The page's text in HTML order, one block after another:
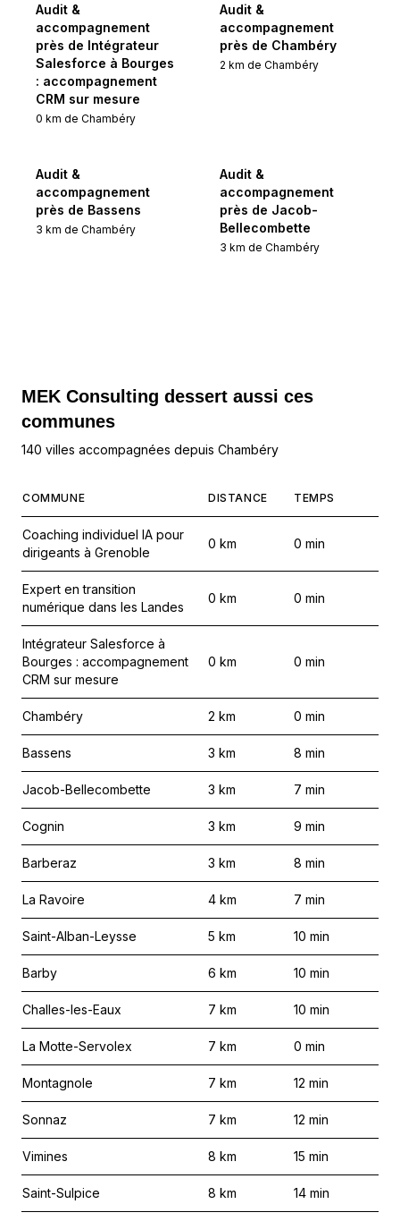
Audit &
accompagnement
près de Intégrateur
Salesforce à Bourges
: accompagnement
CRM sur mesure
0 km de Chambéry
Audit &
accompagnement
près de Chambéry
2 km de Chambéry
Audit &
accompagnement
près de Bassens
3 km de Chambéry
Audit &
accompagnement
près de Jacob-
Bellecombette
3 km de Chambéry
MEK Consulting dessert aussi ces
communes
140 villes accompagnées depuis Chambéry
COMMUNE DISTANCE TEMPS
Coaching individuel IA pour
dirigeants à Grenoble
0 km 0 min
Expert en transition
numérique dans les Landes
0 km 0 min
Intégrateur Salesforce à
Bourges : accompagnement
CRM sur mesure
0 km 0 min
Chambéry 2 km 0 min
Bassens 3 km 8 min
Jacob-Bellecombette 3 km 7 min
Cognin 3 km 9 min
Barberaz 3 km 8 min
La Ravoire 4 km 7 min
Saint-Alban-Leysse 5 km 10 min
Barby 6 km 10 min
Challes-les-Eaux 7 km 10 min
La Motte-Servolex 7 km 0 min
Montagnole 7 km 12 min
Sonnaz 7 km 12 min
Vimines 8 km 15 min
Saint-Sulpice 8 km 14 min